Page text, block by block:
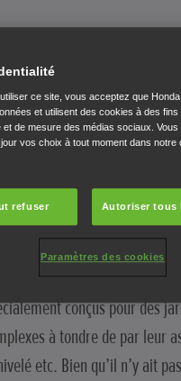
par les
notion à appréhender :
d’une tondeuse à
elle sera à même de couper
de pelouse en peu de
compacts et légers munis de
de taille inférieure ont,
conçus pour des
à tondre de par leur
etc. Bien qu’il n’y ait
ce site, vous acceptez que
et utilisent des cookies à des fins
et de mesure des médias sociaux.
vos choix à tout moment dans notre
refuser Autoriser tous
Paramètres des cookies